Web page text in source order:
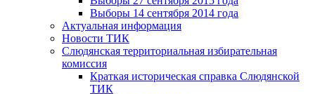
Выборы 14 сентября 2014 года
Актуальная информация
Новости ТИК
Слюдянская территориальная избирательная
комиссия
Краткая историческая справка Слюдянской
ТИК